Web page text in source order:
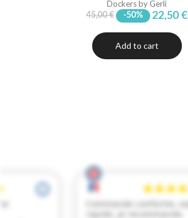
Dockers by Gerli
45,00 € -50% 22,50 €
Add to cart